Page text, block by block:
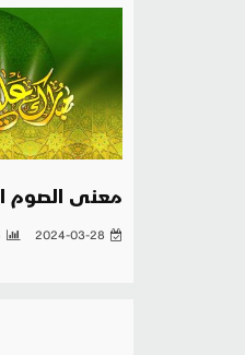
معنى الصوم
2024-03-28